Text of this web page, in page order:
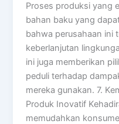
Proses produksi yang
bahan baku yang
bahwa perusahaan ini
keberlanjutan
ini juga memberikan
peduli terhadap
mereka gunakan. 7.
Produk Inovatif
memudahkan